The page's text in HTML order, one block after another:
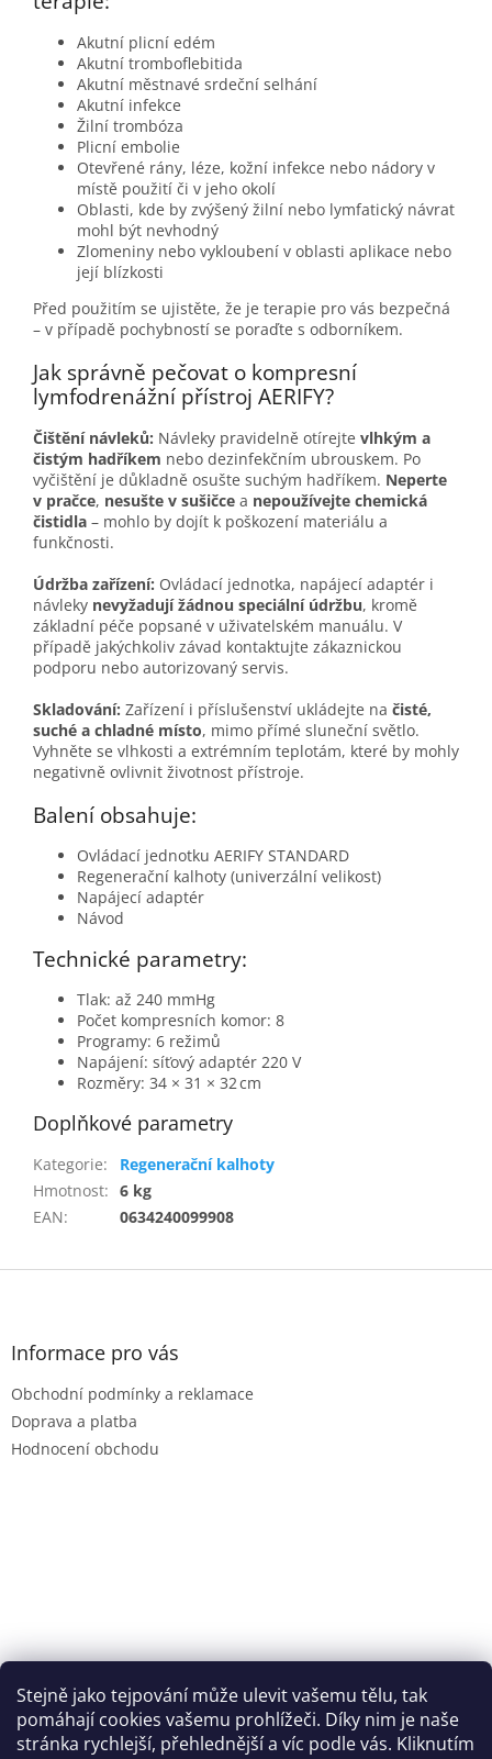
Stejně jako tejpování může ulevit vašemu tělu, tak
pomáhají cookies vašemu prohlížeči. Díky nim je naše
stránka rychlejší, přehlednější a víc podle vás. Kliknutím
Akutní plicní edém
Akutní tromboflebitida
Akutní městnavé srdeční selhání
Akutní infekce
Žilní trombóza
Plicní embolie
Otevřené rány, léze, kožní infekce nebo nádory v
místě použití či v jeho okolí
Oblasti, kde by zvýšený žilní nebo lymfatický návrat
mohl být nevhodný
Zlomeniny nebo vykloubení v oblasti aplikace nebo
její blízkosti
Před použitím se ujistěte, že je terapie pro vás bezpečná
– v případě pochybností se poraďte s odborníkem.
Jak správně pečovat o kompresní
lymfodrenážní přístroj AERIFY?
Čištění návleků: Návleky pravidelně otírejte vlhkým a
čistým hadříkem nebo dezinfekčním ubrouskem. Po
vyčištění je důkladně osušte suchým hadříkem. Neperte
v pračce, nesušte v sušičce a nepoužívejte chemická
čistidla – mohlo by dojít k poškození materiálu a
funkčnosti.
Údržba zařízení: Ovládací jednotka, napájecí adaptér i
návleky nevyžadují žádnou speciální údržbu, kromě
základní péče popsané v uživatelském manuálu. V
případě jakýchkoliv závad kontaktujte zákaznickou
podporu nebo autorizovaný servis.
Skladování: Zařízení i příslušenství ukládejte na čisté,
suché a chladné místo, mimo přímé sluneční světlo.
Vyhněte se vlhkosti a extrémním teplotám, které by mohly
negativně ovlivnit životnost přístroje.
Balení obsahuje:
Ovládací jednotku AERIFY STANDARD
Regenerační kalhoty (univerzální velikost)
Napájecí adaptér
Návod
Technické parametry:
Tlak: až 240 mmHg
Počet kompresních komor: 8
Programy: 6 režimů
Napájení: síťový adaptér 220 V
Rozměry: 34 × 31 × 32 cm
Doplňkové parametry
Kategorie:
Regenerační kalhoty
Hmotnost: 6 kg
EAN: 0634240099908
Z
Informace pro vás
Obchodní podmínky a reklamace
Doprava a platba
Hodnocení obchodu